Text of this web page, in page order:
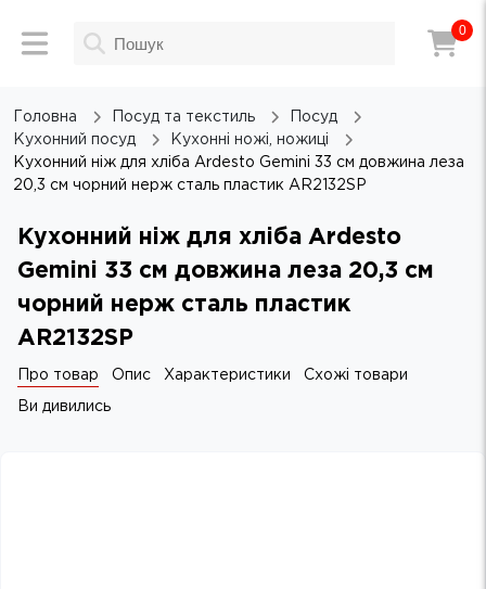
0
Головна Посуд та текстиль
Посуд
Кухонний посуд
Кухонні ножі, ножиці
Кухонний ніж для хліба Ardesto Gemini 33 см довжина леза
20,3 см чорний нерж сталь пластик AR2132SP
Кухонний ніж для хліба Ardesto
Gemini 33 см довжина леза 20,3 см
чорний нерж сталь пластик
AR2132SP
Про товар Опис Характеристики Схожі товари
Ви дивились